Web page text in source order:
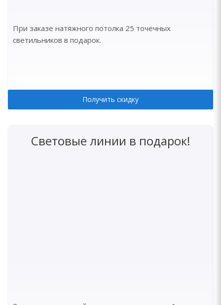
При заказе натяжного потолка 25 точечных
светильников в подарок.
Получить скидку
Световые линии в подарок!